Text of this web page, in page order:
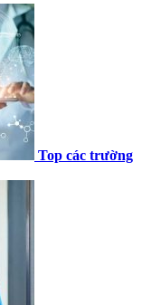
Top các trường